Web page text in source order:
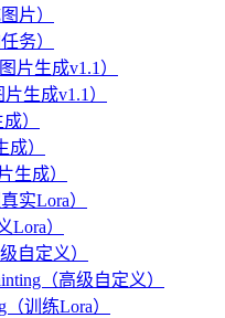
片）
务）
片生成v1.1）
生成v1.1）
）
）
生成）
实Lora）
Lora）
自定义）
（高级自定义）
训练Lora）